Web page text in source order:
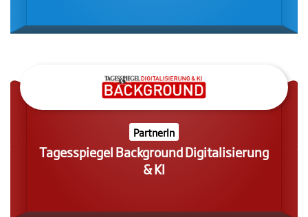
PartnerIn
Tagesspiegel Background Digitalisierung
& KI